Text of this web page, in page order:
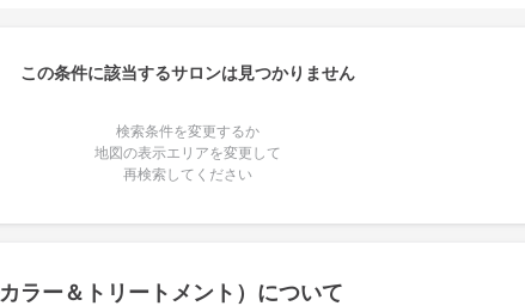
この条件に該当するサロンは見つかりません
検索条件を変更するか
地図の表示エリアを変更して
再検索してください
ラー＆トリートメント）について